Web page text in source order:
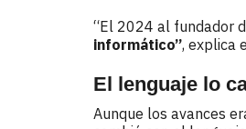
“El 2024 al fundador
informático”, explica
El lenguaje lo
Aunque los avances